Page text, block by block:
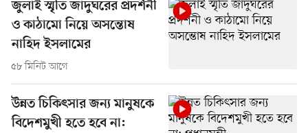
জুলাই স্মৃতি জাদুঘরের প্রদর্শনী
ও কাঠামো নিয়ে অসন্তোষ
নাহিদ ইসলামের
৫৮ মিনিট আগে
উন্নত চিকিৎসার জন্য মানুষকে
বিদেশমুখী হতে হবে না: